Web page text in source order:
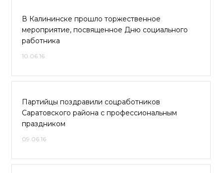
В Калининске прошло торжественное
мероприятие, посвященное Дню социального
работника
10.06.16
Партийцы поздравили соцработников
Саратовского района с профессиональным
праздником
09.06.16